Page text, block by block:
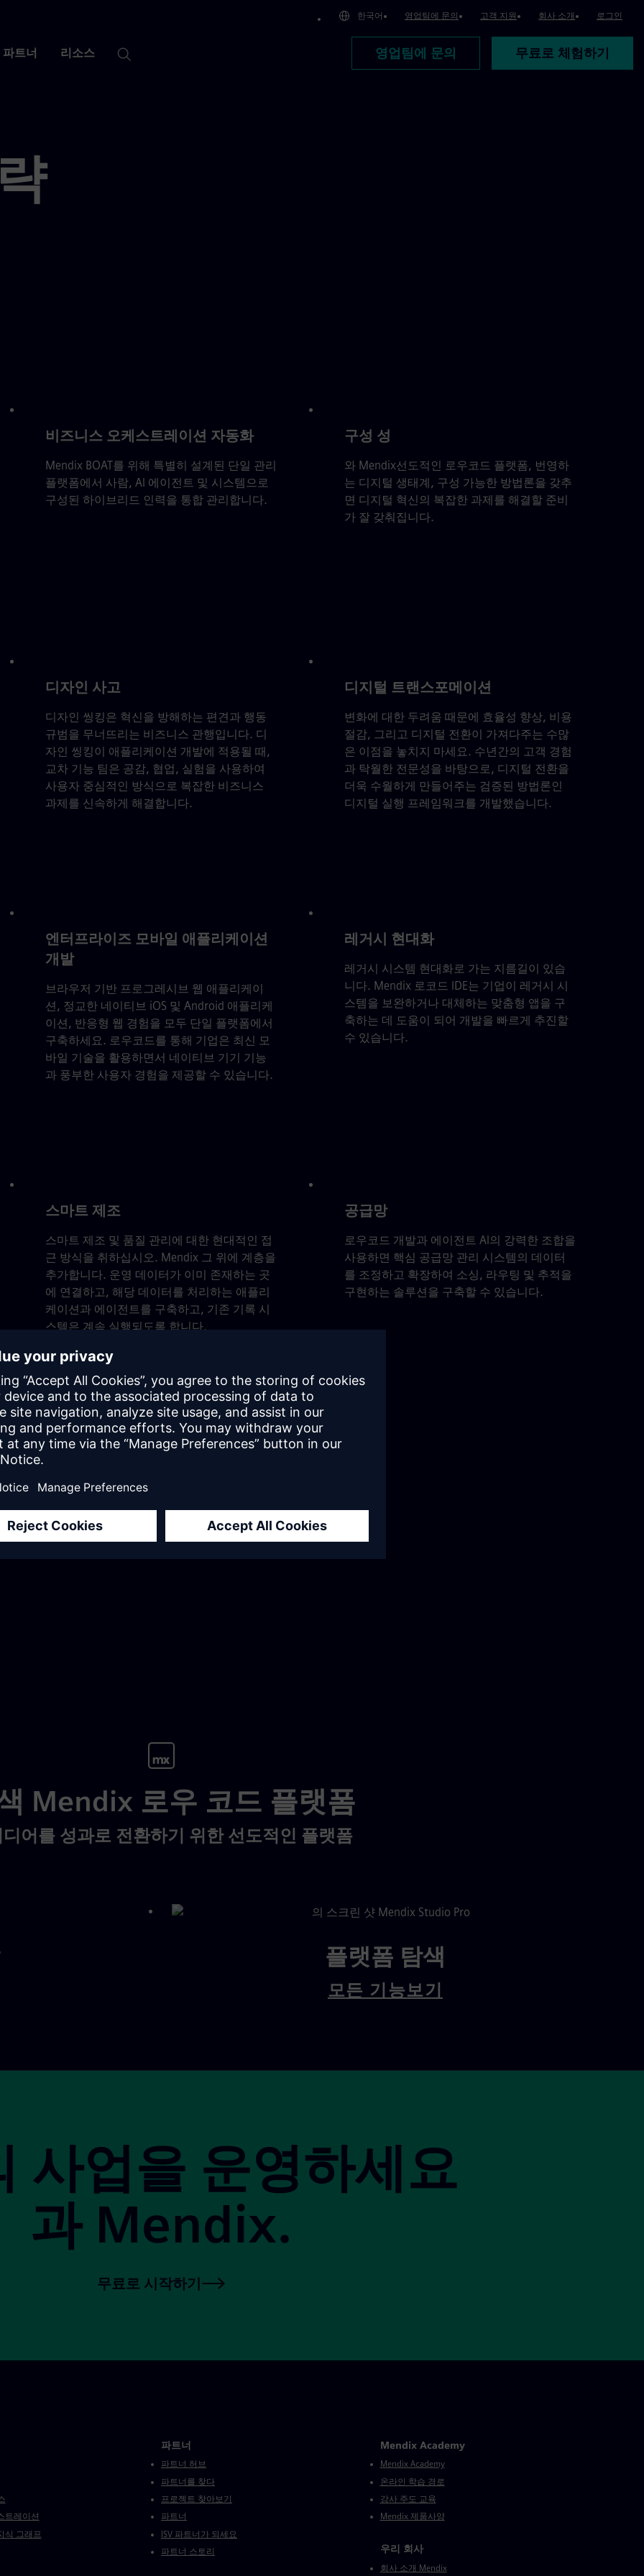
한국어 영업팀에 문의 고객 지원 회사 소개 로그인
파트너 리소스 영업팀에 문의 무료로 체험하기
비즈니스 오케스트레이션 자동화
Mendix BOAT를 위해 특별히 설계된 단일 관리
플랫폼에서 사람, AI 에이전트 및 시스템으로
구성된 하이브리드 인력을 통합 관리합니다.
구성 성
와 Mendix선도적인 로우코드 플랫폼, 번영하
는 디지털 생태계, 구성 가능한 방법론을 갖추
면 디지털 혁신의 복잡한 과제를 해결할 준비
가 잘 갖춰집니다.
디자인 사고
디자인 씽킹은 혁신을 방해하는 편견과 행동
규범을 무너뜨리는 비즈니스 관행입니다. 디
자인 씽킹이 애플리케이션 개발에 적용될 때,
교차 기능 팀은 공감, 협업, 실험을 사용하여
사용자 중심적인 방식으로 복잡한 비즈니스
과제를 신속하게 해결합니다.
디지털 트랜스포메이션
변화에 대한 두려움 때문에 효율성 향상, 비용
절감, 그리고 디지털 전환이 가져다주는 수많
은 이점을 놓치지 마세요. 수년간의 고객 경험
과 탁월한 전문성을 바탕으로, 디지털 전환을
더욱 수월하게 만들어주는 검증된 방법론인
디지털 실행 프레임워크를 개발했습니다.
엔터프라이즈 모바일 애플리케이션
개발
브라우저 기반 프로그레시브 웹 애플리케이
션, 정교한 네이티브 iOS 및 Android 애플리케
이션, 반응형 웹 경험을 모두 단일 플랫폼에서
구축하세요. 로우코드를 통해 기업은 최신 모
바일 기술을 활용하면서 네이티브 기기 기능
과 풍부한 사용자 경험을 제공할 수 있습니다.
레거시 현대화
레거시 시스템 현대화로 가는 지름길이 있습
니다. Mendix 로코드 IDE는 기업이 레거시 시
스템을 보완하거나 대체하는 맞춤형 앱을 구
축하는 데 도움이 되어 개발을 빠르게 추진할
수 있습니다.
스마트 제조
스마트 제조 및 품질 관리에 대한 현대적인 접
근 방식을 취하십시오. Mendix 그 위에 계층을
추가합니다. 운영 데이터가 이미 존재하는 곳
에 연결하고, 해당 데이터를 처리하는 애플리
케이션과 에이전트를 구축하고, 기존 기록 시
스템은 계속 실행되도록 합니다.
공급망
로우코드 개발과 에이전트 AI의 강력한 조합을
사용하면 핵심 공급망 관리 시스템의 데이터
를 조정하고 확장하여 소싱, 라우팅 및 추적을
구현하는 솔루션을 구축할 수 있습니다.
Mendix 로우 코드 플랫폼
어를 성과로 전환하기 위한 선도적인 플랫폼
플랫폼 탐색
모든 기능보기
사업을 운영하세요
과 Mendix.
무료로 시작하기
트레이션
식 그래프
파트너
파트너 허브
파트너를 찾다
프로젝트 찾아보기
파트너
ISV 파트너가 되세요
파트너 스토리
Mendix Academy
Mendix Academy
온라인 학습 경로
강사 주도 교육
Mendix 제품사양
우리 회사
회사 소개 Mendix